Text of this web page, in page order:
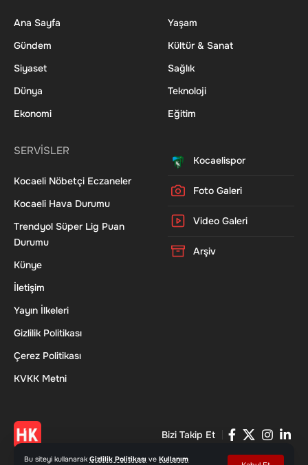
Bu siteyi kullanarakGizlilik Politikası ve Kullanım
Ana Sayfa
Gündem
Siyaset
Dünya
Ekonomi
Yaşam
Kültür & Sanat
Sağlık
Teknoloji
Eğitim
SERVİSLER
Kocaeli Nöbetçi Eczaneler
Kocaeli Hava Durumu
Trendyol Süper Lig Puan
Durumu
Künye
İletişim
Yayın İlkeleri
Gizlilik Politikası
Çerez Politikası
KVKK Metni
Kocaelispor
Foto Galeri
Video Galeri
Arşiv
Bizi Takip Et